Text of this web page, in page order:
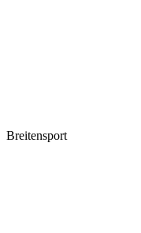
Breitensport